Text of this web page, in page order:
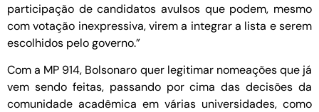
participação de candidatos avulsos que podem, mesmo
com votação inexpressiva, virem a integrar a lista e serem
escolhidos pelo governo.”
Com a MP 914, Bolsonaro quer legitimar nomeações que já
vem sendo feitas, passando por cima das decisões da
comunidade acadêmica em várias universidades, como